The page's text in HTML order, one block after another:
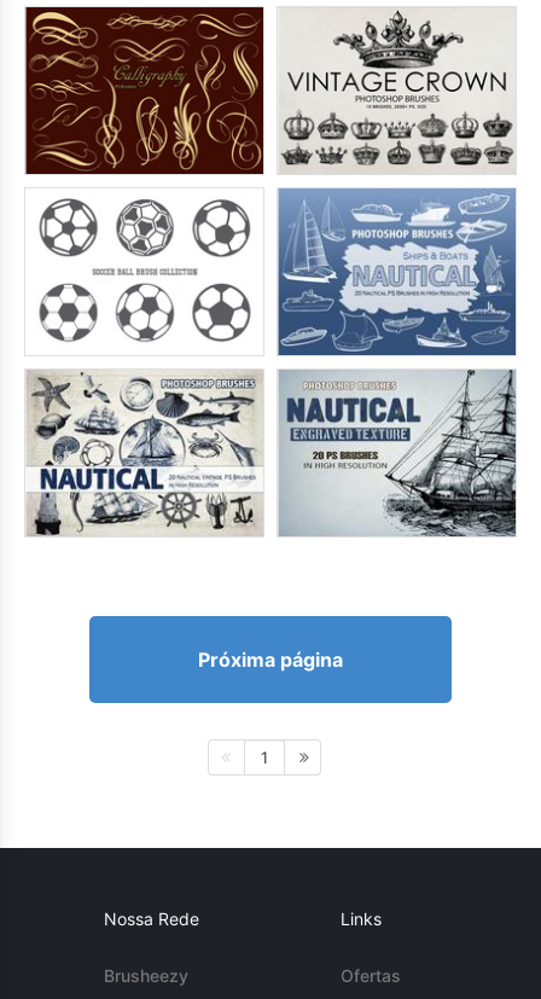
Próxima página
1
Nossa Rede
Brusheezy
Links
Ofertas